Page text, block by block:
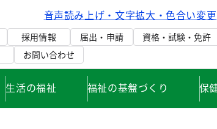
音声読み上げ・文字拡大・色合い変更
採用情報 届出・申請 資格・試験・免許
お問い合わせ
生活の福祉 福祉の基盤づくり 保